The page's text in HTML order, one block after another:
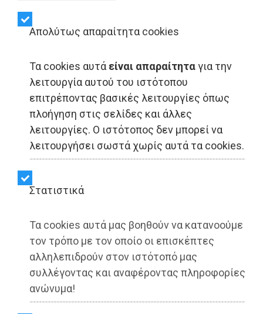
Απολύτως απαραίτητα cookies
Τα cookies αυτά είναι απαραίτηταγια την
λειτουργία αυτού του ιστότοπου
επιτρέποντας βασικές λειτουργίες όπως
πλοήγηση στις σελίδες και άλλες
λειτουργίες. Ο ιστότοπος δεν μπορεί να
λειτουργήσει σωστά χωρίς αυτά τα cookies.
Στατιστικά
Τα cookies αυτά μας βοηθούν να κατανοούμε
τον τρόπο με τον οποίο οι επισκέπτες
αλληλεπιδρούν στον ιστότοπό μας
συλλέγοντας και αναφέροντας πληροφορίες
ανώνυμα!
ΟΙΚΟΝΟΜΙΑ - Αθήνα
THEON: Τα οικονομικά
αποτελέσματα του
πρώτου εξαμήνου 2025
Share:
Dimotisnews | 04/09/2025 - 15:18
▶️ Ακούστε το κείμενο